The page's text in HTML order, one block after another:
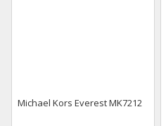
Michael Kors Everest MK7212